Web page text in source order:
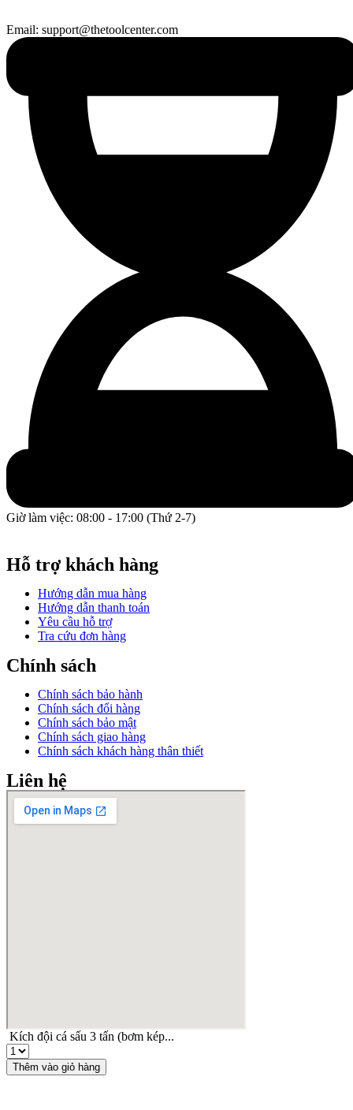
Email: support@thetoolcenter.com
Giờ làm việc: 08:00 - 17:00 (Thứ 2-7)
Hỗ trợ khách hàng
Hướng dẫn mua hàng
Hướng dẫn thanh toán
Yêu cầu hỗ trợ
Tra cứu đơn hàng
Chính sách
Chính sách bảo hành
Chính sách đổi hàng
Chính sách bảo mật
Chính sách giao hàng
Chính sách khách hàng thân thiết
Liên hệ
Facebook
Instagram
Email
Youtube
Kích đội cá sấu 3 tấn (bơm kép...
Kích
đội
cá
Thêm vào giỏ hàng